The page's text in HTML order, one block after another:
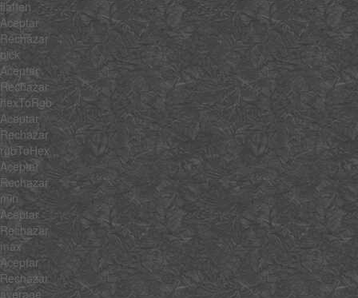
flatten
Aceptar
Rechazar
pick
Aceptar
Rechazar
hexToRgb
Aceptar
Rechazar
rgbToHex
Aceptar
Rechazar
min
Aceptar
Rechazar
max
Aceptar
Rechazar
average